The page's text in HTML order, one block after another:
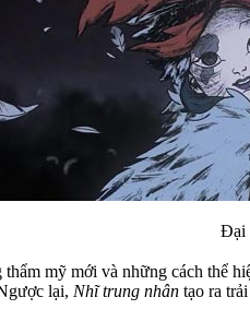
Đại
mỹ mới và những cách thể
lại, Nhĩ trung nhân tạo ra